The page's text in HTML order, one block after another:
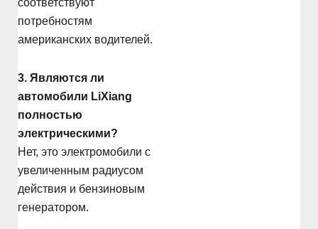
соответствуют
потребностям
американских водителей.
3. Являются ли
автомобили LiXiang
полностью
электрическими?
Нет, это электромобили с
увеличенным радиусом
действия и бензиновым
генератором.